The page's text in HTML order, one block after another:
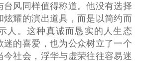
台风同样值得称道。他没有选择
炫耀的演出道具，而是以简约而
人。这种真诚而恳实的人生态
迷的喜爱，也为公众树立了一个
今社会，浮华与虚荣往往容易迷